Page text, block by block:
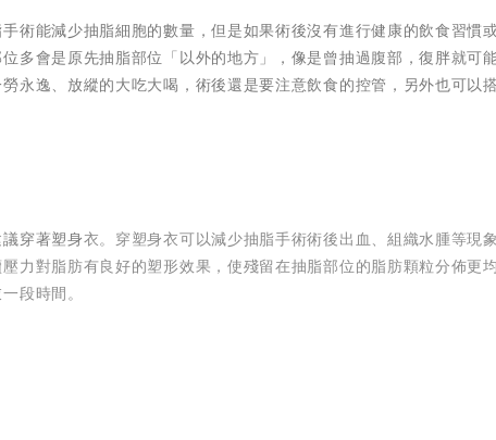
術能減少抽脂細胞的數量，但是如果術後沒有進行健康的飲食習慣
多會是原先抽脂部位「以外的地方」，像是曾抽過腹部，復胖就可
永逸、放縱的大吃大喝，術後還是要注意飲食的控管，另外也可以
穿著塑身衣。穿塑身衣可以減少抽脂手術術後出血、組織水腫等現
力對脂肪有良好的塑形效果，使殘留在抽脂部位的脂肪顆粒分佈更
段時間。